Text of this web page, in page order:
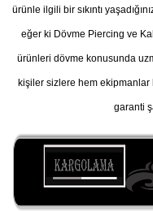
ürünle ilgili bir sıkıntı
eğer ki Dövme Piercing ve
ürünleri dövme konusunda
kişiler sizlere hem
garanti